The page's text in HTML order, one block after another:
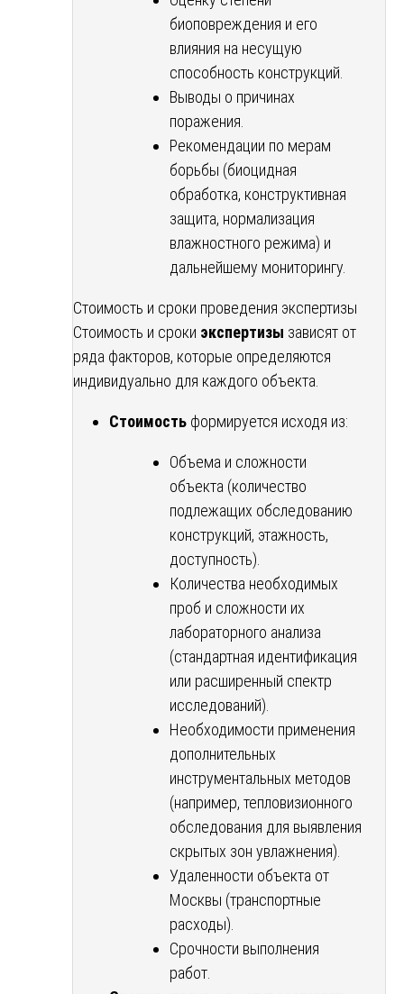
биоповреждения и его
влияния на несущую
способность конструкций.
Выводы о причинах
поражения.
Рекомендации по мерам
борьбы (биоцидная
обработка, конструктивная
защита, нормализация
влажностного режима) и
дальнейшему мониторингу.
Стоимость и сроки проведения экспертизы
Стоимость и сроки экспертизы зависят от
ряда факторов, которые определяются
индивидуально для каждого объекта.
Стоимость формируется исходя из:
Объема и сложности
объекта (количество
подлежащих обследованию
конструкций, этажность,
доступность).
Количества необходимых
проб и сложности их
лабораторного анализа
(стандартная идентификация
или расширенный спектр
исследований).
Необходимости применения
дополнительных
инструментальных методов
(например, тепловизионного
обследования для выявления
скрытых зон увлажнения).
Удаленности объекта от
Москвы (транспортные
расходы).
Срочности выполнения
работ.